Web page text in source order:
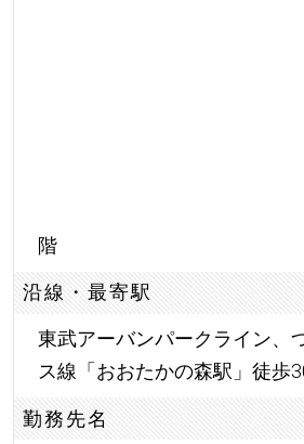
階
沿線・最寄駅
東武アーバンパークライン、
ス線「おおたかの森駅」徒歩
勤務先名